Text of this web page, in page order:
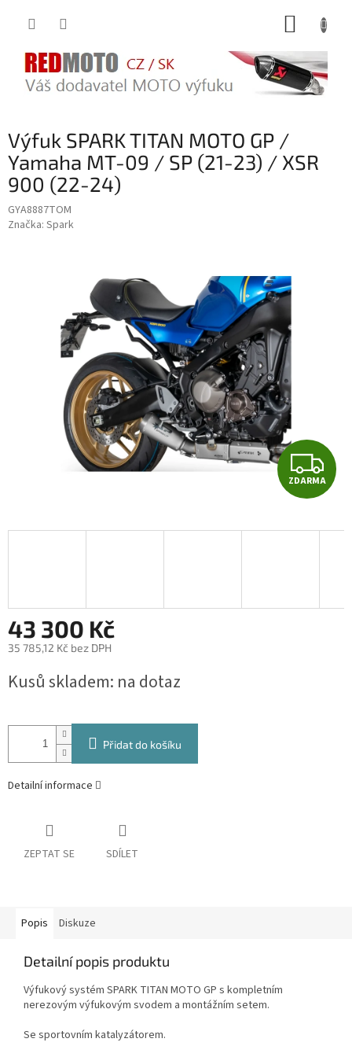
Výfuk SPARK TITAN MOTO GP /
Yamaha MT-09 / SP (21-23) / XSR
900 (22-24)
GYA8887TOM
Značka: Spark
Z
D
A
ZDARMA
43 300 Kč
35 785,12 Kč bez DPH
cena:
Kusů skladem: na dotaz
Přidat do košíku
Detailní informace
ZEPTAT SE SDÍLET
Popis Diskuze
Detailní popis produktu
Výfukový systém SPARK TITAN MOTO GP s kompletním
nerezovým výfukovým svodem a montážním setem.
Se sportovním katalyzátorem.